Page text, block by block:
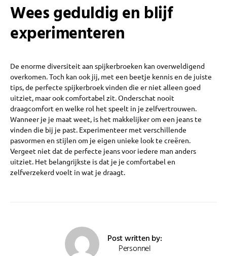
Wees geduldig en blijf
experimenteren
De enorme diversiteit aan spijkerbroeken kan overweldigend
overkomen. Toch kan ook jij, met een beetje kennis en de juiste
tips, de perfecte spijkerbroek vinden die er niet alleen goed
uitziet, maar ook comfortabel zit. Onderschat nooit
draagcomfort en welke rol het speelt in je zelfvertrouwen.
Wanneer je je maat weet, is het makkelijker om een jeans te
vinden die bij je past. Experimenteer met verschillende
pasvormen en stijlen om je eigen unieke look te creëren.
Vergeet niet dat de perfecte jeans voor iedere man anders
uitziet. Het belangrijkste is dat je je comfortabel en
zelfverzekerd voelt in wat je draagt.
Post written by:
Personnel